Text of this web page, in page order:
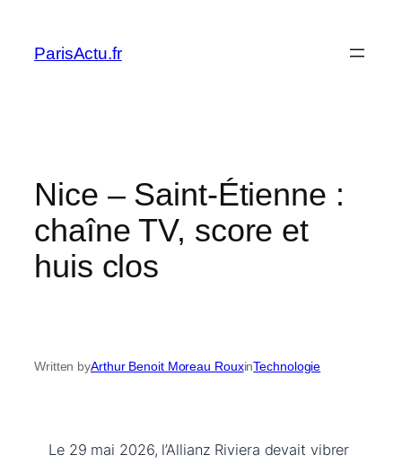
content
ParisActu.fr
Nice – Saint-Étienne :
chaîne TV, score et
huis clos
Written byArthur Benoit Moreau RouxinTechnologie
Le 29 mai 2026, l’Allianz Riviera devait vibrer